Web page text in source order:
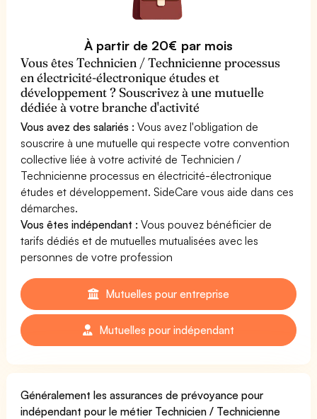
À partir de 20€ par mois
Vous êtes Technicien / Technicienne processus
en électricité-électronique études et
développement ? Souscrivez à une mutuelle
dédiée à votre branche d'activité
Vous avez des salariés : Vous avez l'obligation de
souscrire à une mutuelle qui respecte votre convention
collective liée à votre activité de Technicien /
Technicienne processus en électricité-électronique
études et développement. SideCare vous aide dans ces
démarches.
Vous êtes indépendant : Vous pouvez bénéficier de
tarifs dédiés et de mutuelles mutualisées avec les
personnes de votre profession
Mutuelles pour entreprise
Mutuelles pour indépendant
Généralement les assurances de prévoyance pour
indépendant pour le métier Technicien / Technicienne